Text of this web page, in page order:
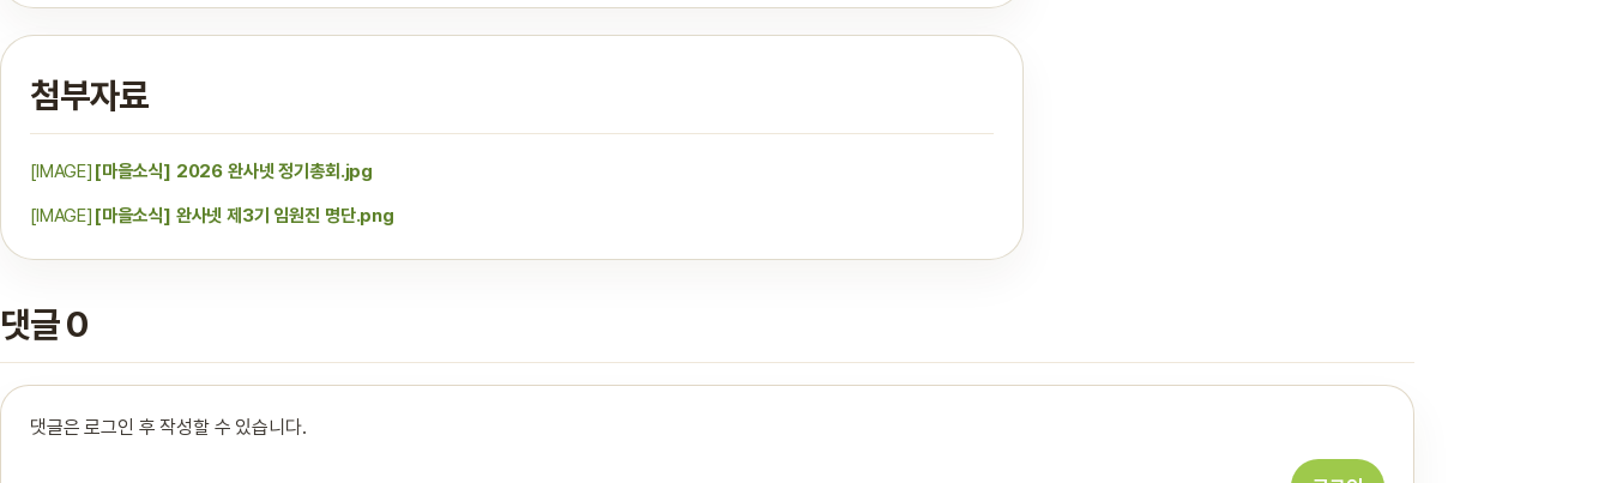
첨부자료
[IMAGE] [마을소식] 2026 완사넷 정기총회.jpg
[IMAGE] [마을소식] 완사넷 제3기 임원진 명단.png
댓글 0
댓글은 로그인 후 작성할 수 있습니다.